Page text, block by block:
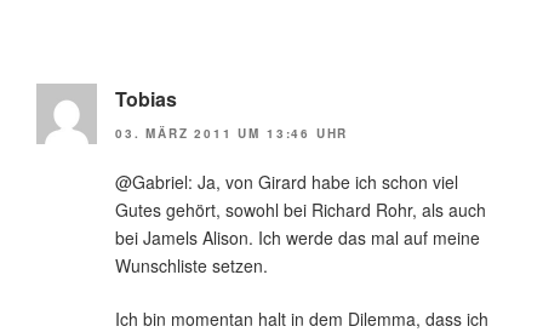
Tobias
03. MÄRZ 2011 UM 13:46 UHR
@Gabriel: Ja, von Girard habe ich schon viel
Gutes gehört, sowohl bei Richard Rohr, als auch
bei Jamels Alison. Ich werde das mal auf meine
Wunschliste setzen.
Ich bin momentan halt in dem Dilemma, dass ich